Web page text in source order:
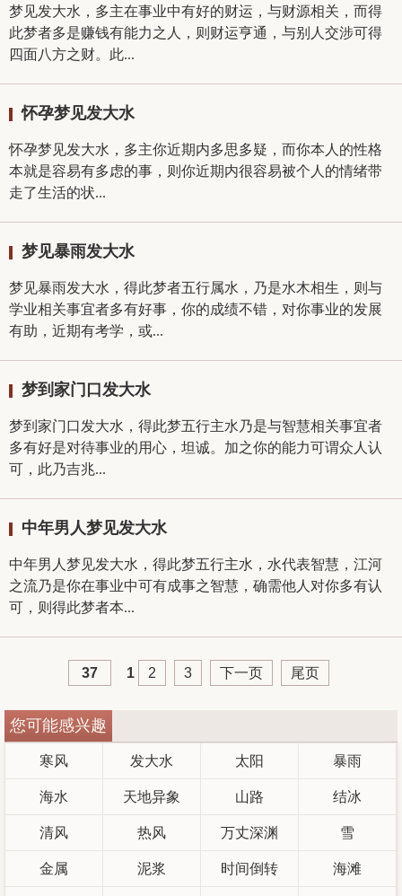
梦见发大水，多主在事业中有好的财运，与财源相关，而得
此梦者多是赚钱有能力之人，则财运亨通，与别人交涉可得
四面八方之财。此...
怀孕梦见发大水
怀孕梦见发大水，多主你近期内多思多疑，而你本人的性格
本就是容易有多虑的事，则你近期内很容易被个人的情绪带
走了生活的状...
梦见暴雨发大水
梦见暴雨发大水，得此梦者五行属水，乃是水木相生，则与
学业相关事宜者多有好事，你的成绩不错，对你事业的发展
有助，近期有考学，或...
梦到家门口发大水
梦到家门口发大水，得此梦五行主水乃是与智慧相关事宜者
多有好是对待事业的用心，坦诚。加之你的能力可谓众人认
可，此乃吉兆...
中年男人梦见发大水
中年男人梦见发大水，得此梦五行主水，水代表智慧，江河
之流乃是你在事业中可有成事之智慧，确需他人对你多有认
可，则得此梦者本...
37 1 2 3 下一页 尾页
您可能感兴趣
寒风 发大水 太阳 暴雨
海水 天地异象 山路 结冰
清风 热风 万丈深渊 雪
金属 泥浆 时间倒转 海滩